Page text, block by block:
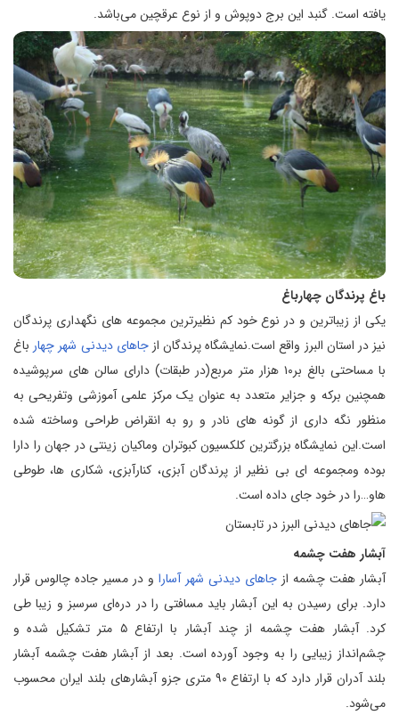
یافته است. گنبد این برج دوپوش و از نوع عرقچین می‌باشد.
باغ پرندگان چهارباغ
یکی از زیباترین و در نوع خود کم نظیرترین مجموعه های نگهداری پرندگان
نیز در استان البرز واقع است.نمایشگاه پرندگان ازجاهای دیدنی شهر چهارباغ
با مساحتی بالغ بر۱۰ هزار متر مربع(در طبقات) دارای سالن های سرپوشیده
همچنین برکه و جزایر متعدد به عنوان یک مرکز علمی آموزشی وتفریحی به
منظور نگه داری از گونه های نادر و رو به انقراض طراحی وساخته شده
است.این نمایشگاه بزرگترین کلکسیون کبوتران وماکیان زینتی در جهان را دارا
بوده ومجموعه ای بی نظیر از پرندگان آبزی، کنارآبزی، شکاری ها، طوطی
هاو…را در خود جای داده است.
آبشار هفت چشمه
آبشار هفت چشمه از جاهای دیدنی شهر آسارا و در مسیر جاده چالوس قرار
دارد. برای رسیدن به این آبشار باید مسافتی را در دره‌ای سرسبز و زیبا طی
کرد. آبشار هفت چشمه از چند آبشار با ارتفاع ۵ متر تشکیل شده و
چشم‌انداز زیبایی را به وجود آورده است. بعد از آبشار هفت چشمه آبشار
بلند آدران قرار دارد که با ارتفاع ۹۰ متری جزو آبشارهای بلند ایران محسوب
می‌شود.